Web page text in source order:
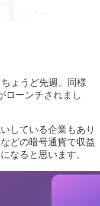
ょうど先週、同様
ローンチされまし
している企業もあり
どの暗号通貨で収益
なると思います。